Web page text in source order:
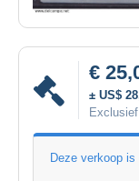
€
± US$
Deze verkoop is